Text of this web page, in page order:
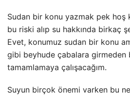
Sudan bir konu yazmak pek hoş
bu riski alıp su hakkında birkaç
Evet, konumuz sudan bir konu
gibi beyhude çabalara girmeden
tamamlamaya çalışacağım.
Suyun birçok önemi varken bu